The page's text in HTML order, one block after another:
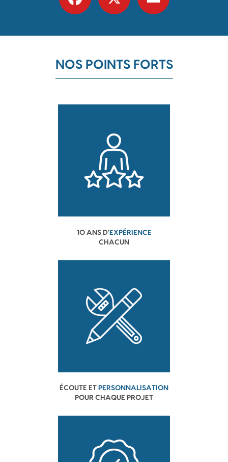
NOS POINTS FORTS
10 ANS D'EXPÉRIENCE
CHACUN
ÉCOUTE ET PERSONNALISATION
POUR CHAQUE PROJET